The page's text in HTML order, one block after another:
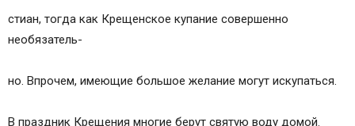
стиан, тогда как Крещенское купание совершенно
необязатель-
но. Впрочем, имеющие большое желание могут искупаться.
В праздник Крещения многие берут святую воду домой.